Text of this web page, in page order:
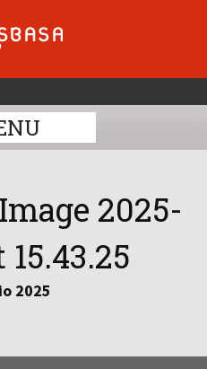
2025-
2025